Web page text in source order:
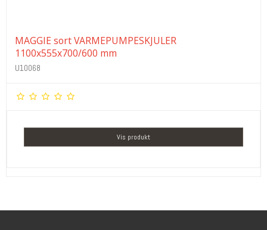
MAGGIE sort VARMEPUMPESKJULER
1100x555x700/600 mm
U10068
Vis produkt